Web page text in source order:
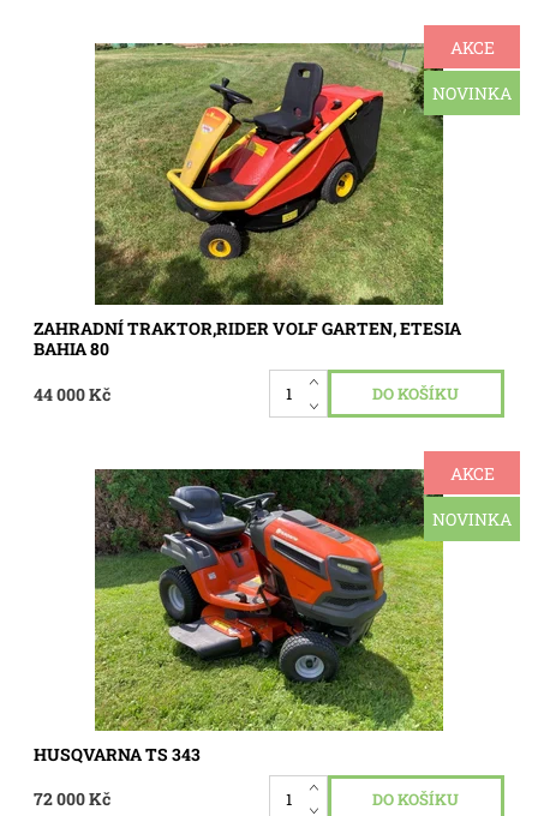
AKCE
NOVINKA
Profi sekačku, traktůrek Volf Garten , Etesia Bahia 80.
Motor Honda 13 Hp ,pojezd hydrostatická převodovka ,
sečení záběr 80 cm ,koš o objemu 240 litrů ,rider je celkově
Dostupnost:
Skladem 1 ks
3343
ZAHRADNÍ TRAKTOR,RIDER VOLF GARTEN, ETESIA
BAHIA 80
44 000 Kč
AKCE
NOVINKA
Prodám zánovní zahradní traktor Husqvarna řady 300
,model TS 343, vhodný pro údržbu velkých ploch ,najeto
pouze 117 mth , motor tlakově mazaný dvouválec
Briggs&Straton 24 Hp...
Dostupnost:
Skladem 1 ks
3340
HUSQVARNA TS 343
72 000 Kč